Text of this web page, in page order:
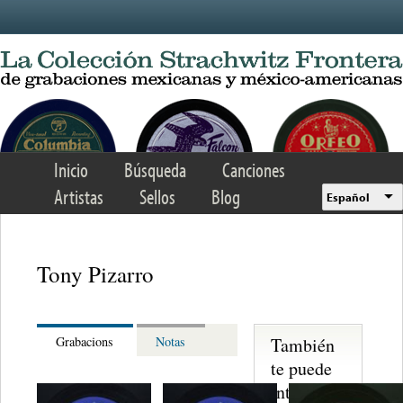
Inicio Búsqueda
Canciones
Artistas
Sellos Blog Español
Tony Pizarro
Grabacions Notas
También
te puede
interesar...